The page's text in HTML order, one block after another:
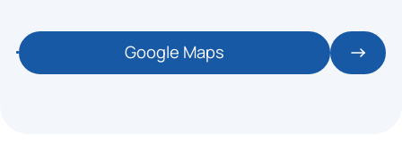
Google Maps